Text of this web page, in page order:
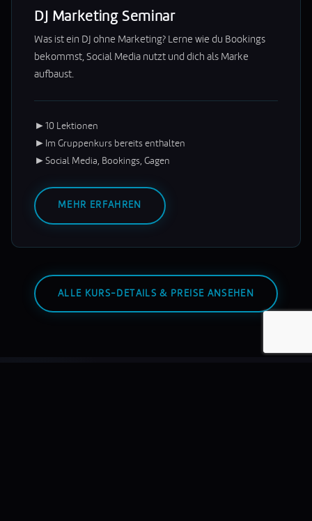
DJ Marketing Seminar
Was ist ein DJ ohne Marketing? Lerne wie du Bookings
bekommst, Social Media nutzt und dich als Marke
aufbaust.
► 10 Lektionen
► Im Gruppenkurs bereits enthalten
► Social Media, Bookings, Gagen
MEHR ERFAHREN
ALLE KURS-DETAILS & PREISE ANSEHEN